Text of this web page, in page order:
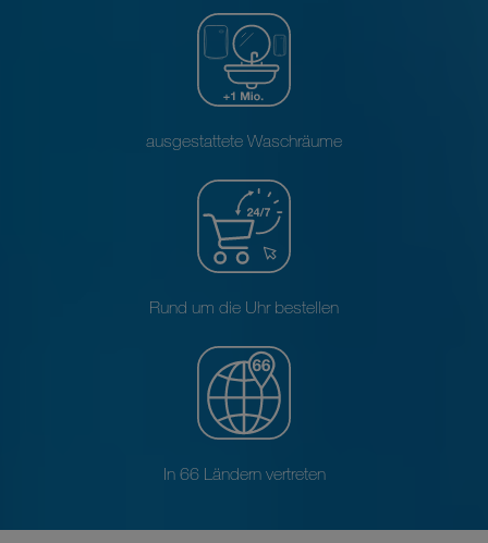
ausgestattete Waschräume
Rund um die Uhr bestellen
In 66 Ländern vertreten